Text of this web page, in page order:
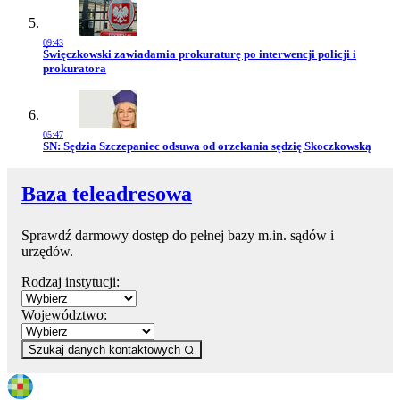
09:43
Przejdź do artykułu:
Święczkowski zawiadamia prokuraturę po interwencji policji i
prokuratora
05:47
Przejdź do artykułu:
SN: Sędzia Szczepaniec odsuwa od orzekania sędzię Skoczkowską
Baza teleadresowa
Sprawdź darmowy dostęp do pełnej bazy m.in. sądów i
urzędów.
Rodzaj instytucji:
Województwo:
Szukaj danych kontaktowych